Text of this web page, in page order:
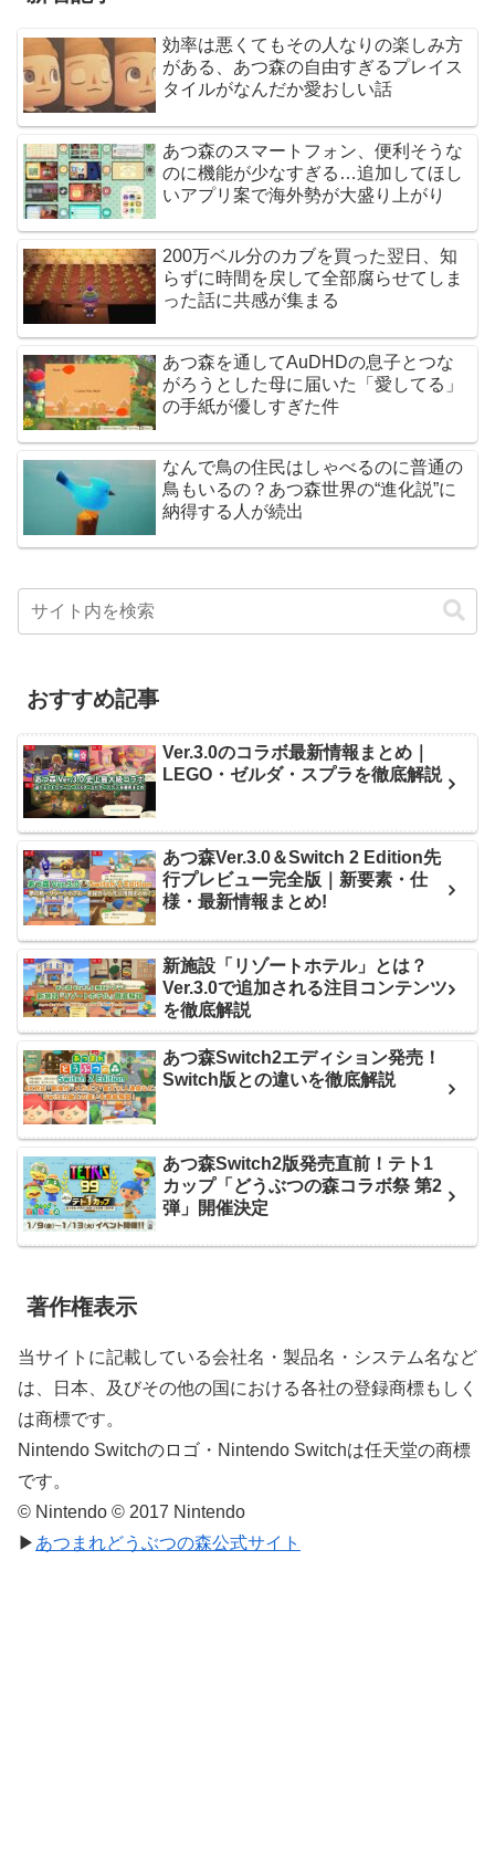
効率は悪くてもその人なりの楽しみ方
がある、あつ森の自由すぎるプレイス
タイルがなんだか愛おしい話
あつ森のスマートフォン、便利そうな
のに機能が少なすぎる…追加してほし
いアプリ案で海外勢が大盛り上がり
200万ベル分のカブを買った翌日、知
らずに時間を戻して全部腐らせてしま
った話に共感が集まる
あつ森を通してAuDHDの息子とつな
がろうとした母に届いた「愛してる」
の手紙が優しすぎた件
なんで鳥の住民はしゃべるのに普通の
鳥もいるの？あつ森世界の“進化説”に
納得する人が続出
おすすめ記事
Ver.3.0のコラボ最新情報まとめ｜
LEGO・ゼルダ・スプラを徹底解説
あつ森Ver.3.0＆Switch 2 Edition先
行プレビュー完全版｜新要素・仕
様・最新情報まとめ!
新施設「リゾートホテル」とは？
Ver.3.0で追加される注目コンテンツ
を徹底解説
あつ森Switch2エディション発売！
Switch版との違いを徹底解説
あつ森Switch2版発売直前！テト1
カップ「どうぶつの森コラボ祭 第2
弾」開催決定
著作権表示
当サイトに記載している会社名・製品名・システム名など
は、日本、及びその他の国における各社の登録商標もしく
は商標です。
Nintendo Switchのロゴ・Nintendo Switchは任天堂の商標
です。
© Nintendo © 2017 Nintendo
▶ あつまれどうぶつの森公式サイト